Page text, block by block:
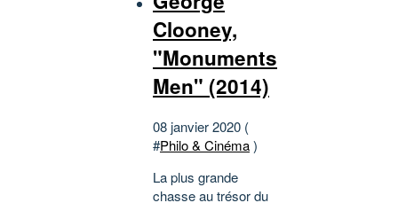
Clooney,
"Monuments
Men" (2014)
08 janvier 2020 (
#Philo & Cinéma)
La plus grande
chasse au trésor du